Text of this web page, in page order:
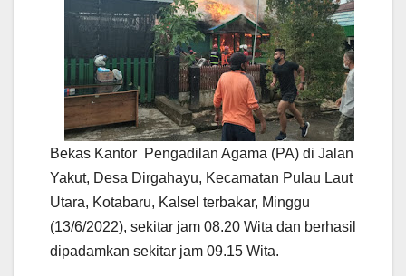
Bekas Kantor Pengadilan Agama (PA) di Jalan
Yakut, Desa Dirgahayu, Kecamatan Pulau Laut
Utara, Kotabaru, Kalsel terbakar, Minggu
(13/6/2022), sekitar jam 08.20 Wita dan berhasil
dipadamkan sekitar jam 09.15 Wita.